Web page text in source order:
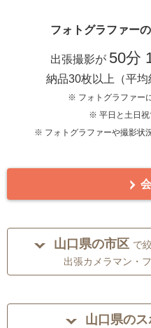
フォトグラファー
出張撮影が 50分
納品30枚以上（平均
※ フォトグラファー
※ 平日と土日祝
※ フォトグラファーや撮影状
山口県の市区 で
出張カメラマン・
山口県のス